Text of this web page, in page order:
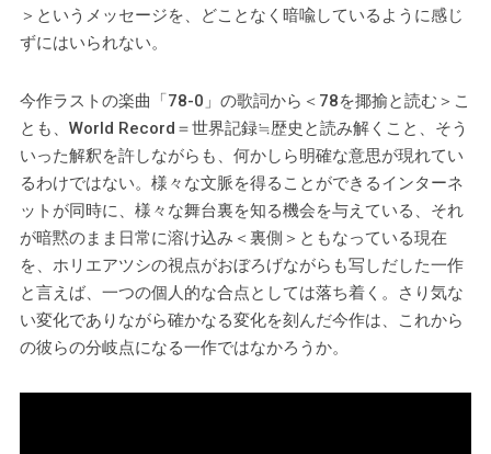
＞というメッセージを、どことなく暗喩しているように感じ
ずにはいられない。
今作ラストの楽曲「78-0」の歌詞から＜78を揶揄と読む＞こ
とも、World Record＝世界記録≒歴史と読み解くこと、そう
いった解釈を許しながらも、何かしら明確な意思が現れてい
るわけではない。様々な文脈を得ることができるインターネ
ットが同時に、様々な舞台裏を知る機会を与えている、それ
が暗黙のまま日常に溶け込み＜裏側＞ともなっている現在
を、ホリエアツシの視点がおぼろげながらも写しだした一作
と言えば、一つの個人的な合点としては落ち着く。さり気な
い変化でありながら確かなる変化を刻んだ今作は、これから
の彼らの分岐点になる一作ではなかろうか。